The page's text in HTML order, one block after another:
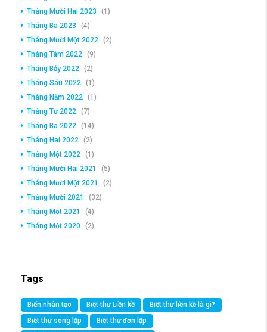
Tháng Mười Hai 2023
(1)
Tháng Ba 2023
(4)
Tháng Mười Một 2022 (2)
Tháng Tám 2022 (9)
Tháng Bảy 2022 (2)
Tháng Sáu 2022 (1)
Tháng Năm 2022 (1)
Tháng Tư 2022 (7)
Tháng Ba 2022 (14)
Tháng Hai 2022 (2)
Tháng Một 2022 (1)
Tháng Mười Hai 2021
(5)
Tháng Mười Một 2021
(2)
Tháng Mười 2021
(32)
Tháng Một 2021
(4)
Tháng Một 2020 (2)
Tags
Biển nhân tạo Biệt thự Liền kề
Biệt thự liền kề là gì?
Biệt thự song lập
Biệt thự đơn lập